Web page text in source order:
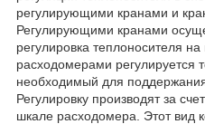
регулирующими кранами и
Регулирующими кранами
регулировка теплоносителя
расходомерами регулируется
необходимый для
Регулировку производят за
шкале расходомера. Этот вид